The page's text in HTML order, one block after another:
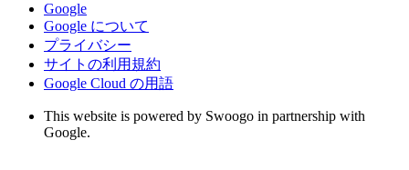
Google
Google について
プライバシー
サイトの利用規約
Google Cloud の用語
This website is powered by Swoogo in partnership with
Google.